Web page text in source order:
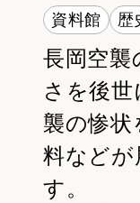
資料館 歴
長岡空襲
さを後
襲の惨状
料などが
す。